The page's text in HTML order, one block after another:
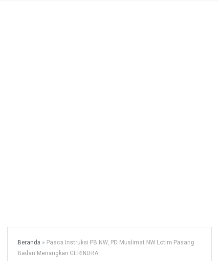
Beranda » Pasca Instruksi PB NW, PD Muslimat NW Lotim Pasang
Badan Menangkan GERINDRA